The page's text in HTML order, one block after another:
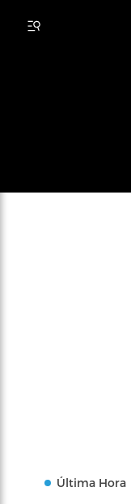
Última Hora